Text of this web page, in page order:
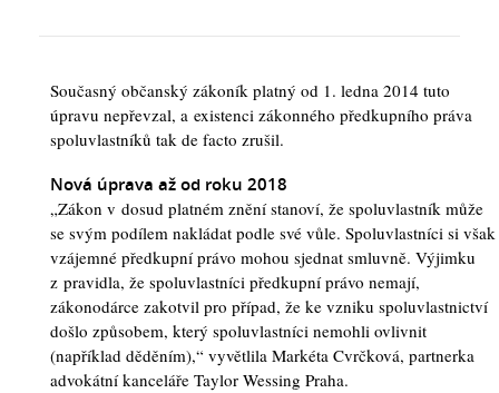
Současný občanský zákoník platný od 1. ledna 2014 tuto
úpravu nepřevzal, a existenci zákonného předkupního práva
spoluvlastníků tak de facto zrušil.
Nová úprava až od roku 2018
„Zákon v dosud platném znění stanoví, že spoluvlastník může
se svým podílem nakládat podle své vůle. Spoluvlastníci si však
vzájemné předkupní právo mohou sjednat smluvně. Výjimku
z pravidla, že spoluvlastníci předkupní právo nemají,
zákonodárce zakotvil pro případ, že ke vzniku spoluvlastnictví
došlo způsobem, který spoluvlastníci nemohli ovlivnit
(například děděním),“ vyvětlila Markéta Cvrčková, partnerka
advokátní kanceláře Taylor Wessing Praha.